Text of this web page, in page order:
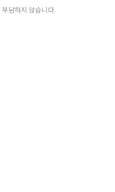
담하지 않습니다.